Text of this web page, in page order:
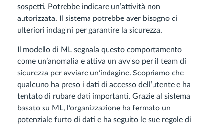
sospetti. Potrebbe indicare un’attività non
autorizzata. Il sistema potrebbe aver bisogno di
ulteriori indagini per garantire la sicurezza.
Il modello di ML segnala questo comportamento
come un’anomalia e attiva un avviso per il team di
sicurezza per avviare un’indagine. Scopriamo che
qualcuno ha preso i dati di accesso dell’utente e ha
tentato di rubare dati importanti. Grazie al sistema
basato su ML, l’organizzazione ha fermato un
potenziale furto di dati e ha seguito le sue regole di